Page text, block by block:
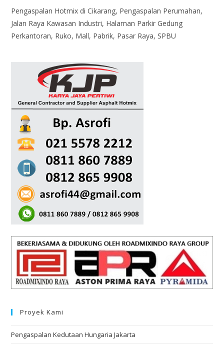
Pengaspalan Hotmix di Cikarang, Pengaspalan Perumahan,
Jalan Raya Kawasan Industri, Halaman Parkir Gedung
Perkantoran, Ruko, Mall, Pabrik, Pasar Raya, SPBU
Proyek Kami
Pengaspalan Kedutaan Hungaria Jakarta